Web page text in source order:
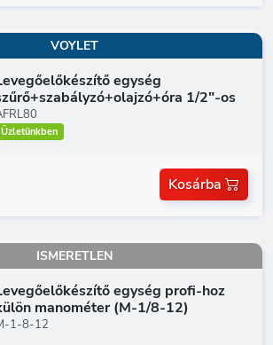
VOYLET
egység
1/2"-os
Üzletünkben
Kosárba
ISMERETLEN
egység profi-hoz
manométer (M-1/8-12)
1-8-12